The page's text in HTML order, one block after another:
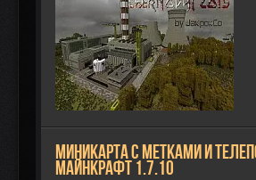
Миникарта с метками и
Майнкрафт 1.7.10